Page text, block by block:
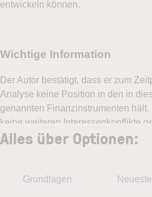
entwickeln können.
Alles über Optionen:
Grundlagen Neueste